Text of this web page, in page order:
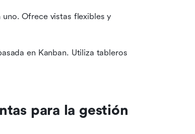
Ofrece vistas flexibles y
en Kanban. Utiliza tableros
para la gestión